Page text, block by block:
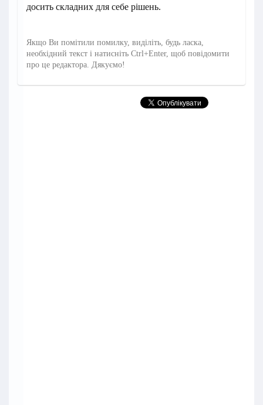
досить складних для себе рішень.
Якщо Ви помітили помилку, виділіть, будь ласка,
необхідний текст і натисніть Ctrl+Enter, щоб повідомити
про це редактора. Дякуємо!